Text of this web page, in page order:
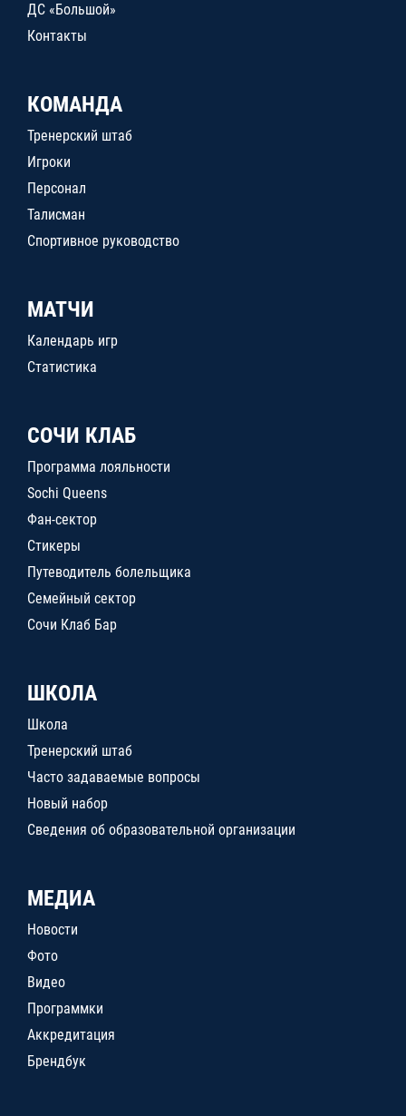
ДС «Большой»
Контакты
КОМАНДА
Тренерский штаб
Игроки
Персонал
Талисман
Спортивное руководство
МАТЧИ
Календарь игр
Статистика
СОЧИ КЛАБ
Программа лояльности
Sochi Queens
Фан-сектор
Стикеры
Путеводитель болельщика
Семейный сектор
Сочи Клаб Бар
ШКОЛА
Школа
Тренерский штаб
Часто задаваемые вопросы
Новый набор
Сведения об образовательной организации
МЕДИА
Новости
Фото
Видео
Программки
Аккредитация
Брендбук